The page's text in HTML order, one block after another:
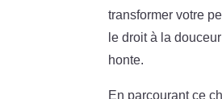
transformer votre
le droit à la
honte.
En parcourant ce